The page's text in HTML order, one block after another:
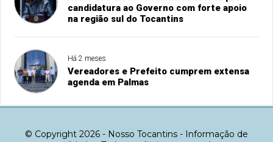
candidatura ao Governo com forte apoio
na região sul do Tocantins
Há 2 meses
Vereadores e Prefeito cumprem extensa
agenda em Palmas
© Copyright 2026 - Nosso Tocantins - Informação de